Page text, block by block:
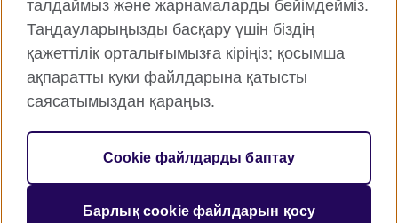
British Council жаһанды түрде
Құпиялық және пайдалану шарттары
Cookie файлдары
Веб-тораптың картасы
© 2026 British Council
талдаймыз және жарнамаларды бейімдейміз.
Таңдауларыңызды басқару үшін біздің
қажеттілік орталығымызға кіріңіз; қосымша
ақпаратты куки файлдарына қатысты
саясатымыздан қараңыз.
Cookie файлдарды баптау
Барлық cookie файлдарын қосу